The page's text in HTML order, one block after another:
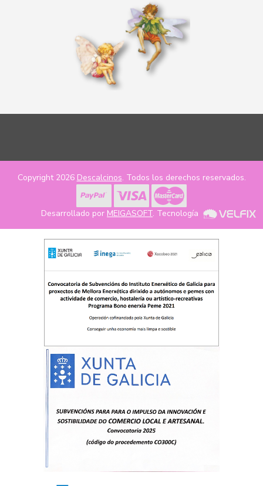
Copyright 2026 Descalcinos. Todos los derechos reservados.
Desarrollado por MEIGASOFT. Tecnología